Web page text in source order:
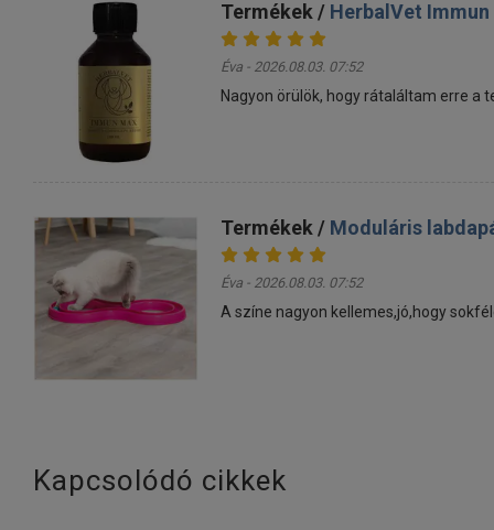
Termékek / HerbalVet
Éva - 2026.08.03. 07:52
Nagyon örülök, hogy rátaláltam erre a
Termékek / Moduláris
Éva - 2026.08.03. 07:52
A színe nagyon kellemes,jó,hogy
Kapcsolódó cikkek